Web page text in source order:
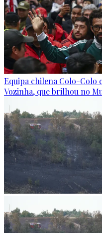
Equipa chilena Colo-
Vozinha, que brilhou no